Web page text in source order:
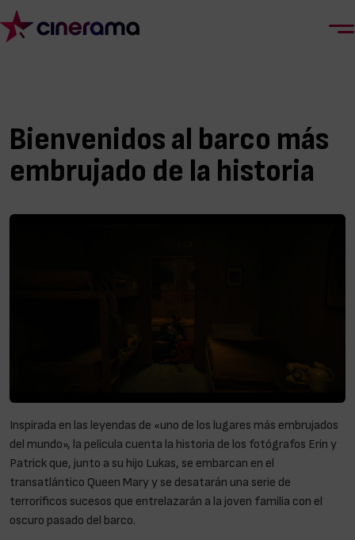
Bienvenidos al barco más
embrujado de la historia
Inspirada en las leyendas de «uno de los lugares más embrujados
del mundo», la película cuenta la historia de los fotógrafos Erin y
Patrick que, junto a su hijo Lukas, se embarcan en el
transatlántico Queen Mary y se desatarán una serie de
terroríficos sucesos que entrelazarán a la joven familia con el
oscuro pasado del barco.